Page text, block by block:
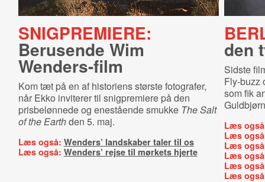
SNIGPREMIERE:
Berusende Wim
Wenders-film
Kom tæt på en af historiens største fotografer,
når Ekko inviterer til snigpremiere på den
prisbelønnede og enestående smukke The Salt
of the Earthden 5. maj.
Læs også: Wenders’ landskaber taler til os
Læs også: Wenders’ rejse til mørkets hjerte
den
Sidste
Fly-buzz
som fik
Læs
Læs
Læs
Læs
Læs
Læs